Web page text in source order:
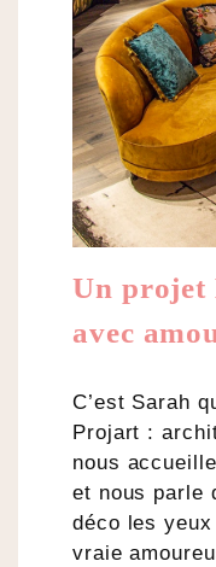
Un projet
avec
C’est Sarah
Projart :
nous
et nous parle
déco les
vraie